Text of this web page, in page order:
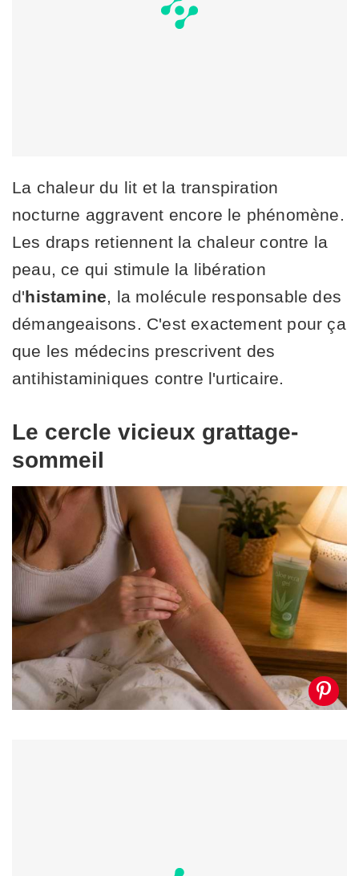
La chaleur du lit et la transpiration
nocturne aggravent encore le phénomène.
Les draps retiennent la chaleur contre la
peau, ce qui stimule la libération
d'histamine, la molécule responsable des
démangeaisons. C'est exactement pour ça
que les médecins prescrivent des
antihistaminiques contre l'urticaire.
Le cercle vicieux grattage-
sommeil